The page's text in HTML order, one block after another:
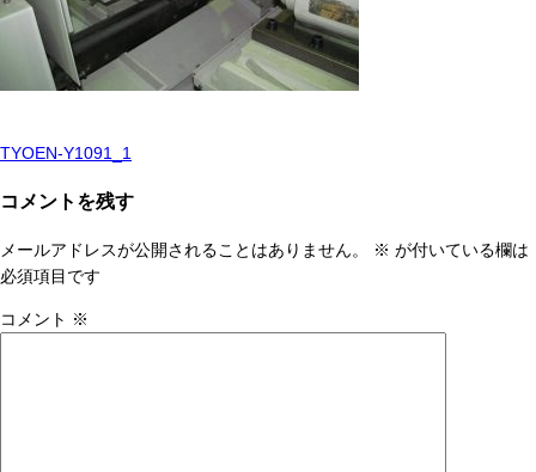
投
稿
ナ
ビ
ゲ
TYOEN-Y1091_1
コメントを残す
メールアドレスが公開されることはありません。 ※ が付いている欄は
必須項目です
コメント ※